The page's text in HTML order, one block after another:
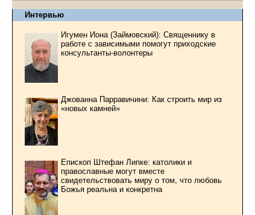
Интервью
Игумен Иона (Займовский): Священнику в
работе с зависимыми помогут приходские
консультанты-волонтеры
Джованна Парравичини: Как строить мир из
«новых камней»
Епископ Штефан Липке: католики и
православные могут вместе
свидетельствовать миру о том, что любовь
Божья реальна и конкретна